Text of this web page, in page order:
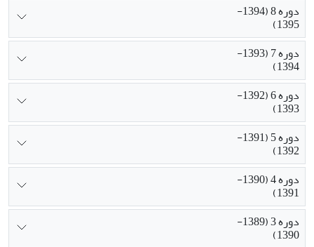
دوره 8 (1394-
1395)
دوره 7 (1393-
1394)
دوره 6 (1392-
1393)
دوره 5 (1391-
1392)
دوره 4 (1390-
1391)
دوره 3 (1389-
1390)